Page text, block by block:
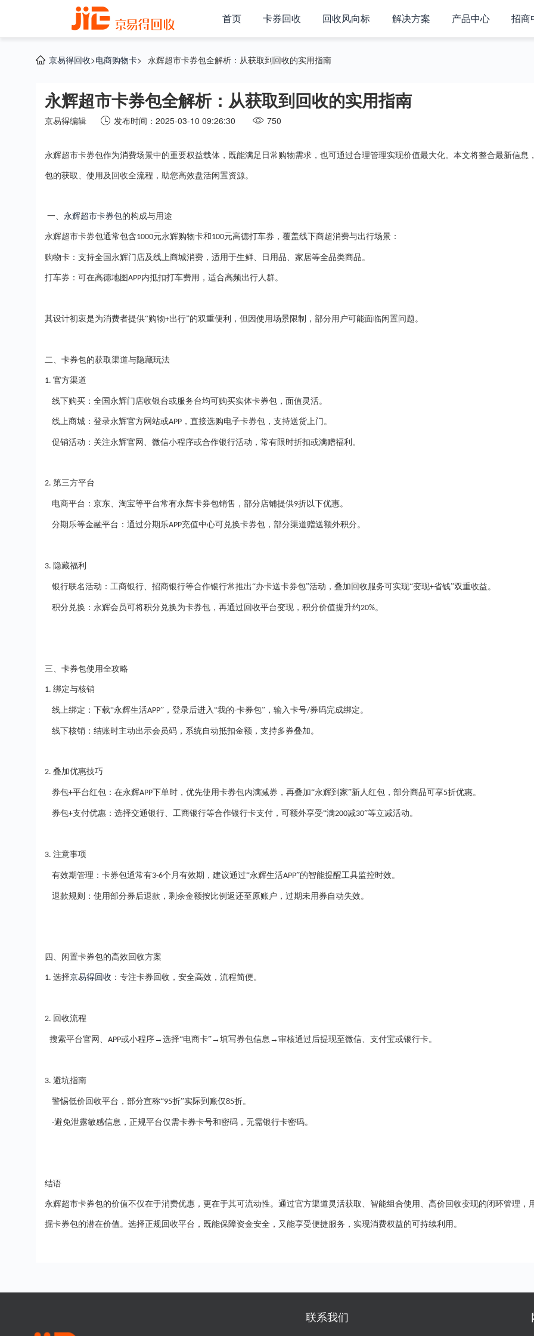
首页 卡券回收 回收风向标 解决方案 产品中心 招商
京易得回收>电商购物卡> 永辉超市卡券包全解析：从获取到回收的实用指南
永辉超市卡券包全解析：从获取到回收的实用指南
京易得编辑 发布时间：2025-03-10 09:26:30 750
永辉超市卡券包作为消费场景中的重要权益载体，既能满足日常购物需求，也可通过合理管理实现价值最大化。本文将整合最新信息
包的获取、使用及回收全流程，助您高效盘活闲置资源。
一、 永辉超市卡券包的构成与用途
永辉超市卡券包通常包含1000元永辉购物卡和 100元高德打车券，覆盖线下商超消费与出行场景：
购物卡：支持全国永辉门店及线上商城消费，适用于生鲜、日用品、家居等全品类商品。
打车券：可在高德地图 APP内抵扣打车费用，适合高频出行人群。
其设计初衷是为消费者提供“购物+出行”的双重便利，但因使用场景限制，部分用户可能面临闲置问题。
二、卡券包的获取渠道与隐藏玩法
1. 官方渠道
线下购买：全国永辉门店收银台或服务台均可购买实体卡券包，面值灵活。
线上商城：登录永辉官方网站或APP ，直接选购电子卡券包，支持送货上门。
促销活动：关注永辉官网、微信小程序或合作银行活动，常有限时折扣或满赠福利。
2. 第三方平台
电商平台：京东、淘宝等平台常有永辉卡券包销售，部分店铺提供9折以下优惠。
分期乐等金融平台：通过分期乐APP充值中心可兑换卡券包，部分渠道赠送额外积分。
3. 隐藏福利
银行联名活动：工商银行、招商银行等合作银行常推出“办卡送卡券包”活动，叠加回收服务可实现“变现+省钱”双重收益。
积分兑换：永辉会员可将积分兑换为卡券包，再通过回收平台变现，积分价值提升约20%。
三、卡券包使用全攻略
1. 绑定与核销
线上绑定：下载“永辉生活APP”，登录后进入“我的-卡券包”，输入卡号/券码完成绑定。
线下核销：结账时主动出示会员码，系统自动抵扣金额，支持多券叠加。
2. 叠加优惠技巧
券包+平台红包：在永辉APP下单时，优先使用卡券包内满减券，再叠加“永辉到家”新人红包，部分商品可享5折优惠。
券包+支付优惠：选择交通银行、工商银行等合作银行卡支付，可额外享受“满200减30”等立减活动。
3. 注意事项
有效期管理：卡券包通常有3-6个月有效期，建议通过“永辉生活APP”的智能提醒工具监控时效。
退款规则：使用部分券后退款，剩余金额按比例返还至原账户，过期未用券自动失效。
四、闲置卡券包的高效回收方案
1. 选择京易得回收 ：专注卡券回收， 安全高效 ，流程简便。
2. 回收流程
搜索平台官网、 APP或小程序→选择“电商卡”→填写券包信息→审核通过后提现至微信、支付宝或银行卡。
3. 避坑指南
警惕低价回收平台，部分宣称“95折”实际到账仅85折。
-避免泄露敏感信息，正规平台仅需卡券卡号和密码 ，无需银行卡密码。
结语
永辉超市卡券包的价值不仅在于消费优惠，更在于其可流动性。通过官方渠道灵活获取、智能组合使用、高价回收变现的闭环管理，
掘卡券包的潜在价值。选择正规回收平台，既能保障资金安全，又能享受便捷服务，实现消费权益的可持续利用。
联系我们